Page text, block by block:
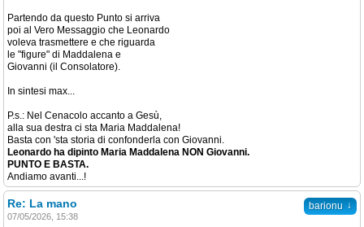
Partendo da questo Punto si arriva
poi al Vero Messaggio che Leonardo
voleva trasmettere e che riguarda
le "figure" di Maddalena e
Giovanni (il Consolatore).
In sintesi max...
P.s.: Nel Cenacolo accanto a Gesù,
alla sua destra ci sta Maria Maddalena!
Basta con 'sta storia di confonderla con Giovanni.
Leonardo ha dipinto Maria Maddalena NON Giovanni.
PUNTO E BASTA.
Andiamo avanti...!
barionu ↓
Re: La mano
07/05/2026, 15:38